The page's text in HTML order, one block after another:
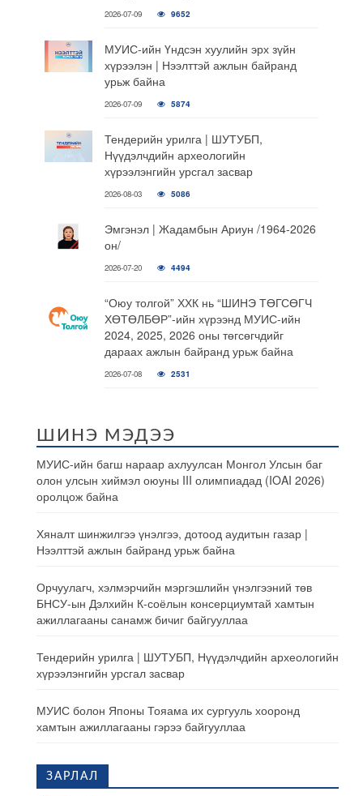
2026-07-09 9652
МУИС-ийн Үндсэн хуулийн эрх зүйн
хүрээлэн | Нээлттэй ажлын байранд
урьж байна
2026-07-09 5874
Тендерийн урилга | ШУТУБП,
Нүүдэлчдийн археологийн
хүрээлэнгийн урсгал засвар
2026-08-03 5086
Эмгэнэл | Жадамбын Ариун /1964-2026
он/
2026-07-20 4494
“Оюу толгой” ХХК нь “ШИНЭ ТӨГСӨГЧ
ХӨТӨЛБӨР”-ийн хүрээнд МУИС-ийн
2024, 2025, 2026 оны төгсөгчдийг
дараах ажлын байранд урьж байна
2026-07-08 2531
ШИНЭ МЭДЭЭ
МУИС-ийн багш нараар ахлуулсан Монгол Улсын баг
олон улсын хиймэл оюуны III олимпиадад (IOAI 2026)
оролцож байна
Хяналт шинжилгээ үнэлгээ, дотоод аудитын газар |
Нээлттэй ажлын байранд урьж байна
Орчуулагч, хэлмэрчийн мэргэшлийн үнэлгээний төв
БНСУ-ын Дэлхийн К-соёлын консерциумтай хамтын
ажиллагааны санамж бичиг байгууллаа
Тендерийн урилга | ШУТУБП, Нүүдэлчдийн археологийн
хүрээлэнгийн урсгал засвар
МУИС болон Японы Тояама их сургууль хооронд
хамтын ажиллагааны гэрээ байгууллаа
ЗАРЛАЛ